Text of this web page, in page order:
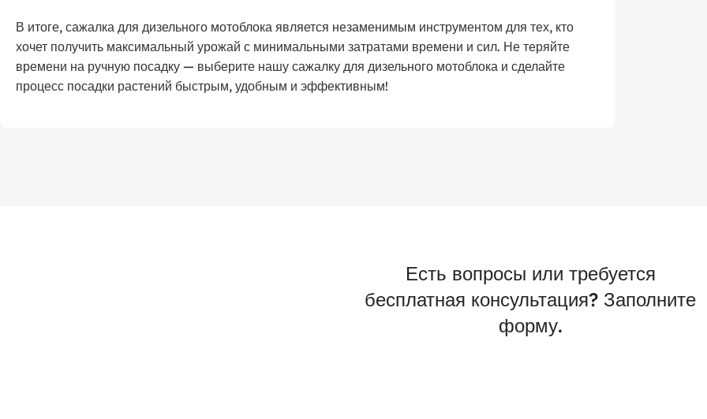
В итоге, сажалка для дизельного мотоблока является незаменимым инструментом для тех, кто
хочет получить максимальный урожай с минимальными затратами времени и сил. Не теряйте
времени на ручную посадку — выберите нашу сажалку для дизельного мотоблока и сделайте
процесс посадки растений быстрым, удобным и эффективным!
Есть вопросы или требуется
бесплатная консультация? Заполните
форму.